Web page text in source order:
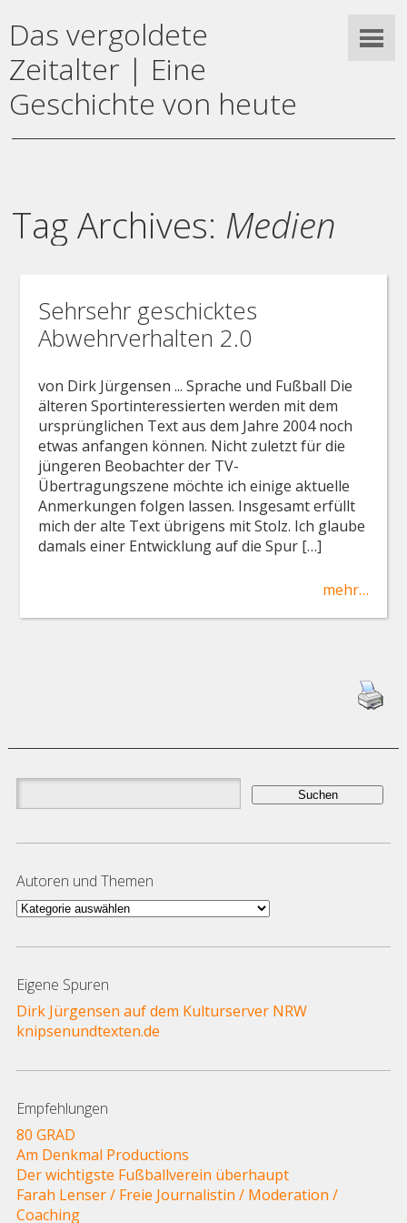
Das vergoldete
Zeitalter | Eine
Geschichte von heute
Tag Archives: Medien
Sehrsehr geschicktes
Abwehrverhalten 2.0
von Dirk Jürgensen ... Sprache und Fußball Die
älteren Sportinteressierten werden mit dem
ursprünglichen Text aus dem Jahre 2004 noch
etwas anfangen können. Nicht zuletzt für die
jüngeren Beobachter der TV-
Übertragungszene möchte ich einige aktuelle
Anmerkungen folgen lassen. Insgesamt erfüllt
mich der alte Text übrigens mit Stolz. Ich glaube
damals einer Entwicklung auf die Spur […]
mehr…
Suchen
nach:
Autoren und Themen
Autoren
Themen
Eigene Spuren
Dirk Jürgensen auf dem Kulturserver NRW
knipsenundtexten.de
Empfehlungen
80 GRAD
Am Denkmal Productions
Der wichtigste Fußballverein überhaupt
Farah Lenser / Freie Journalistin / Moderation /
Coaching